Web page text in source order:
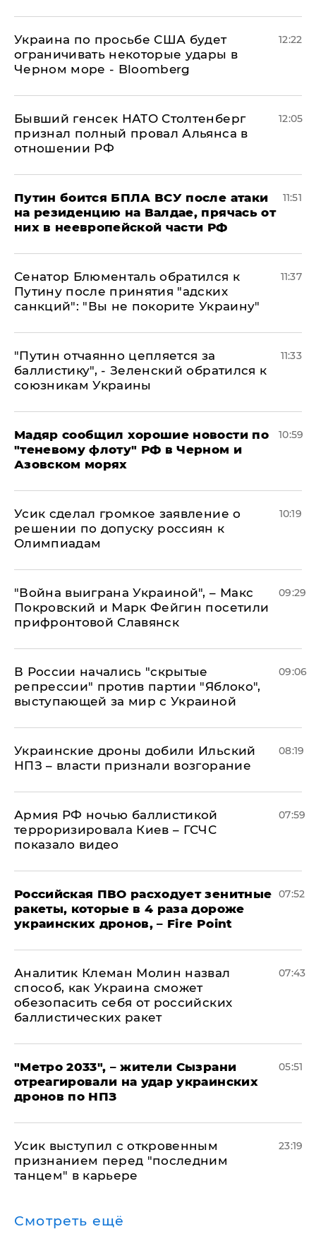
Украина по просьбе США будет
ограничивать некоторые удары в
Черном море - Bloomberg
12:22
Бывший генсек НАТО Столтенберг
признал полный провал Альянса в
отношении РФ
12:05
Путин боится БПЛА ВСУ после атаки
на резиденцию на Валдае, прячась от
них в неевропейской части РФ
11:51
Сенатор Блюменталь обратился к
Путину после принятия "адских
санкций": "Вы не покорите Украину"
11:37
"Путин отчаянно цепляется за
баллистику", - Зеленский обратился к
союзникам Украины
11:33
Мадяр сообщил хорошие новости по
"теневому флоту" РФ в Черном и
Азовском морях
10:59
Усик сделал громкое заявление о
решении по допуску россиян к
Олимпиадам
10:19
"Война выиграна Украиной", – Макс
Покровский и Марк Фейгин посетили
прифронтовой Славянск
09:29
В России начались "скрытые
репрессии" против партии "Яблоко",
выступающей за мир с Украиной
09:06
Украинские дроны добили Ильский
НПЗ – власти признали возгорание
08:19
Армия РФ ночью баллистикой
терроризировала Киев – ГСЧС
показало видео
07:59
Российская ПВО расходует зенитные
ракеты, которые в 4 раза дороже
украинских дронов, – Fire Point
07:52
Аналитик Клеман Молин назвал
способ, как Украина сможет
обезопасить себя от российских
баллистических ракет
07:43
"Метро 2033", – жители Сызрани
отреагировали на удар украинских
дронов по НПЗ
05:51
Усик выступил с откровенным
признанием перед "последним
танцем" в карьере
23:19
Смотреть ещё